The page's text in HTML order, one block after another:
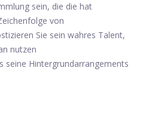
sein, die die hat
von
Sie sein wahres Talent,
nutzen
seine Hintergrundarrangements